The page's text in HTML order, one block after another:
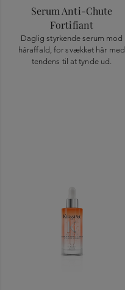
Serum Anti-Chute
Fortifiant
Daglig styrkende serum mod
håraffald, for svækket hår med
tendens til at tynde ud.